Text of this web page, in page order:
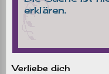
Verliebe dich